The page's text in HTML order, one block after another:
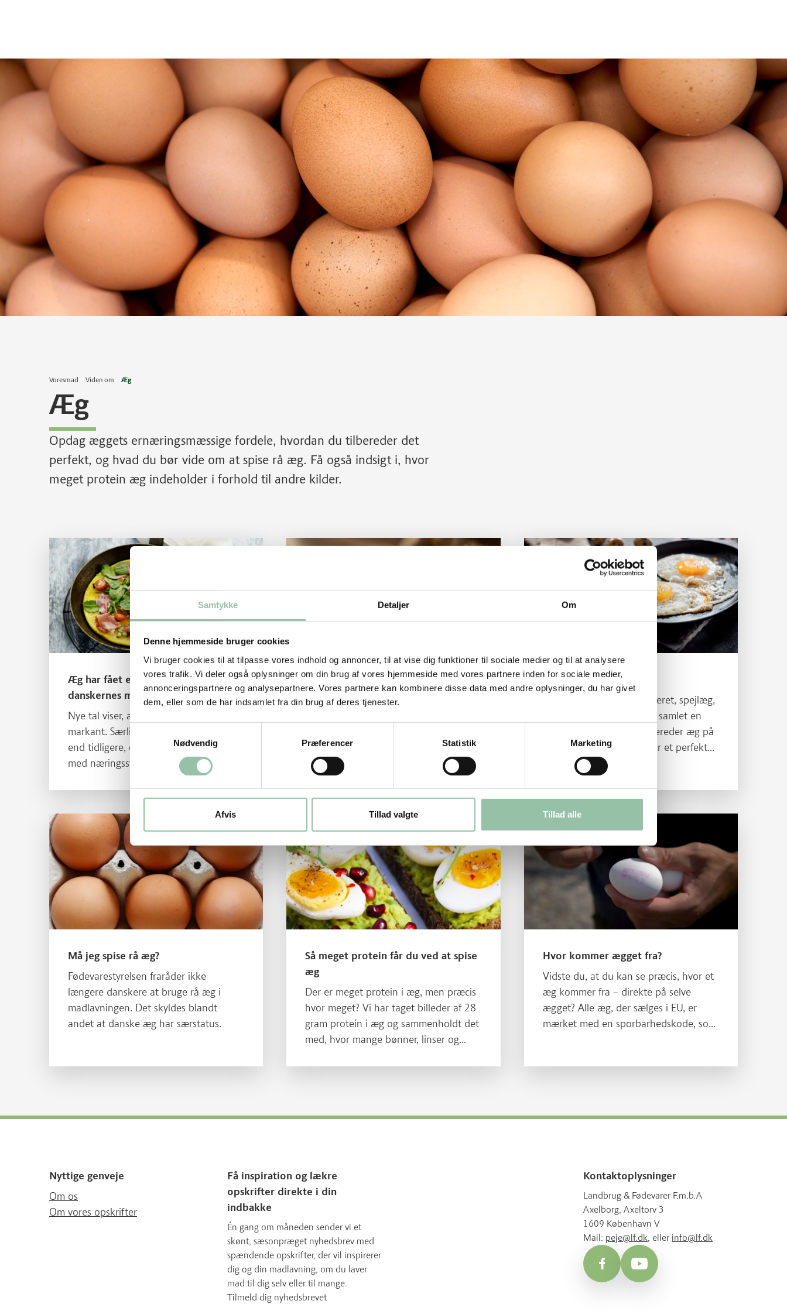
Samtykke Detaljer Om
Denne hjemmeside bruger cookies
Vi bruger cookies til at tilpasse vores indhold og annoncer, til at vise dig funktioner til sociale medier og til at analysere
vores trafik. Vi deler også oplysninger om din brug af vores hjemmeside med vores partnere inden for sociale medier,
annonceringspartnere og analysepartnere. Vores partnere kan kombinere disse data med andre oplysninger, du har givet
dem, eller som de har indsamlet fra din brug af deres tjenester.
Samtykkevalg
Nødvendig
Præferencer Statistik Marketing
Afvis Tillad valgte Tillad alle
Voresmad Viden om Æg
Æg
Opdag æggets ernæringsmæssige fordele, hvordan du tilbereder det
perfekt, og hvad du bør vide om at spise rå æg. Få også indsigt i, hvor
meget protein æg indeholder i forhold til andre kilder.
Læs mere om Æg har fået en større plads i danskernes måltider
Æg har fået en større plads i
danskernes måltider
Nye tal viser, at indtaget af æg er steget
markant. Særligt voksne spiser flere æg
end tidligere, og æg bidrager samtidig
med næringsstoffer, som mange
danskere mangler – bl.a. vitamin D og
Læs mere om Derfor skal du spise æg
Derfor skal du spise æg
Æg er en lille ernæringsbombe, der
Læs mere om Sådan tilbereder du æg
Sådan tilbereder du æg
Blødkogt, hårdkogt, pocheret, spejlæg,
røræg eller omelet. Vi har samlet en
guide for, hvordan du tilbereder æg på
forskellige måder, så du får et perfekt
resultat.
Læs mere om Må jeg spise rå æg?
Må jeg spise rå æg?
Fødevarestyrelsen fraråder ikke
længere danskere at bruge rå æg i
madlavningen. Det skyldes blandt
andet at danske æg har særstatus.
Læs mere om Så meget protein får du ved at spise æg
Så meget protein får du ved at spise
æg
Der er meget protein i æg, men præcis
hvor meget? Vi har taget billeder af 28
gram protein i æg og sammenholdt det
med, hvor mange bønner, linser og
Læs mere om Hvor kommer ægget fra?
Hvor kommer ægget fra?
Vidste du, at du kan se præcis, hvor et
æg kommer fra – direkte på selve
ægget? Alle æg, der sælges i EU, er
mærket med en sporbarhedskode, som
Nyttige genveje
Om os
Om vores opskrifter
Få inspiration og lækre
opskrifter direkte i din
indbakke
Én gang om måneden sender vi et
skønt, sæsonpræget nyhedsbrev med
spændende opskrifter, der vil inspirerer
dig og din madlavning, om du laver
mad til dig selv eller til mange.
Tilmeld dig nyhedsbrevet
Kontaktoplysninger
Landbrug & Fødevarer F.m.b.A
Axelborg, Axeltorv 3
1609 København V
Mail: peje@lf.dk, eller info@lf.dk
FacebookYouTube